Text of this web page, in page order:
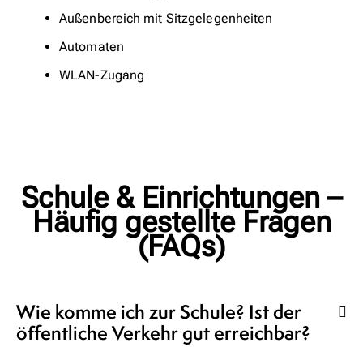
Außenbereich mit Sitzgelegenheiten
Automaten
WLAN-Zugang
Schule & Einrichtungen –
Häufig gestellte Fragen
(FAQs)
Wie komme ich zur Schule? Ist der
öffentliche Verkehr gut erreichbar?